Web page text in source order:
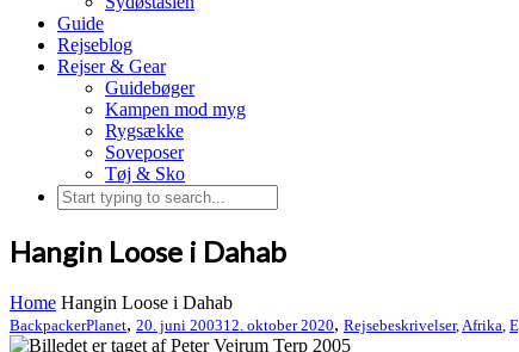
Guide
Rejseblog
Rejser & Gear
Guidebøger
Kampen mod myg
Rygsække
Soveposer
Tøj & Sko
Hangin Loose i Dahab
Home Hangin Loose i Dahab
BackpackerPlanet, 20. juni 200312. oktober 2020, Rejsebeskrivelser, Afrika